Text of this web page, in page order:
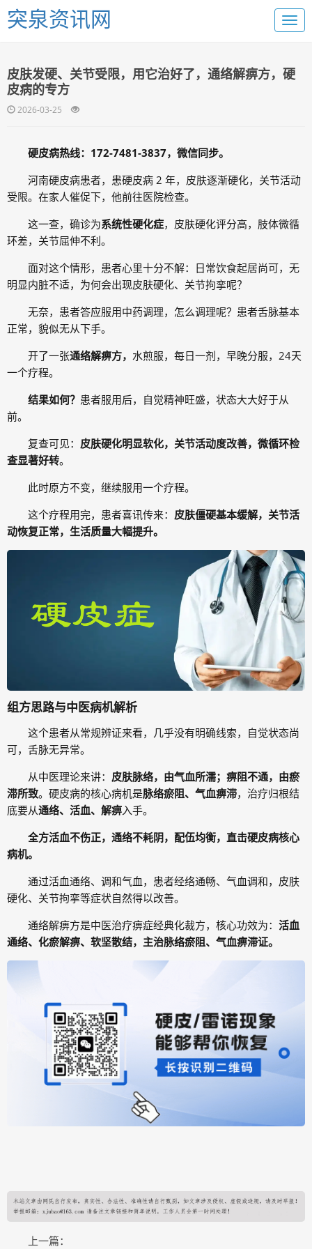
突泉资讯网
皮肤发硬、关节受限，用它治好了，通络解痹方，硬
皮病的专方
2026-03-25
硬皮病热线：172-7481-3837，微信同步。
河南硬皮病患者，患硬皮病 2 年，皮肤逐渐硬化，关节活动
受限。在家人催促下，他前往医院检查。
这一查，确诊为系统性硬化症，皮肤硬化评分高，肢体微循
环差，关节屈伸不利。
面对这个情形，患者心里十分不解：日常饮食起居尚可，无
明显内脏不适，为何会出现皮肤硬化、关节拘挛呢？
无奈，患者答应服用中药调理，怎么调理呢？患者舌脉基本
正常，貌似无从下手。
开了一张通络解痹方， 水煎服，每日一剂，早晚分服，24天
一个疗程。
结果如何？ 患者服用后，自觉精神旺盛，状态大大好于从
前。
复查可见： 皮肤硬化明显软化，关节活动度改善，微循环检
查显著好转。
此时原方不变，继续服用一个疗程。
这个疗程用完，患者喜讯传来： 皮肤僵硬基本缓解，关节活
动恢复正常，生活质量大幅提升。
组方思路与中医病机解析
这个患者从常规辨证来看，几乎没有明确线索，自觉状态尚
可，舌脉无异常。
从中医理论来讲： 皮肤脉络，由气血所濡；痹阻不通，由瘀
滞所致。硬皮病的核心病机是脉络瘀阻、气血痹滞，治疗归根结
底要从通络、活血、解痹入手。
全方活血不伤正，通络不耗阴，配伍均衡，直击硬皮病核心
病机。
通过活血通络、调和气血，患者经络通畅、气血调和，皮肤
硬化、关节拘挛等症状自然得以改善。
通络解痹方是中医治疗痹症经典化裁方，核心功效为： 活血
通络、化瘀解痹、软坚散结，主治脉络瘀阻、气血痹滞证。
上一篇：